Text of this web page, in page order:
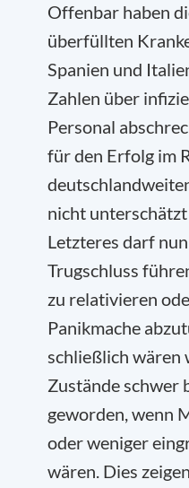
Offenbar haben
überfüllten
Spanien und
Zahlen über
Personal
für den Erfolg im
nicht
Letzteres darf
Trugschluss
zu relativieren
Panikmache
schließlich wären
Zustände schwer
geworden, wenn
oder weniger
wären. Dies